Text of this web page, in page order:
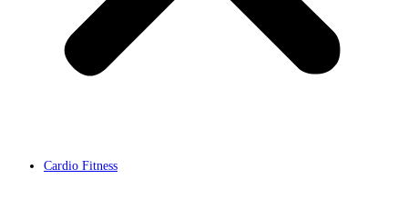
Cardio Fitness